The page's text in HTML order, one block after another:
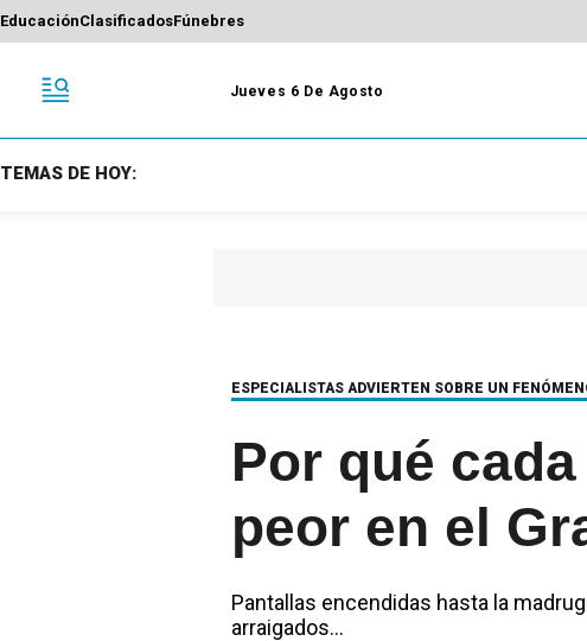
EducaciónClasificadosFúnebres
Jueves 6 De Agosto
TEMAS DE HOY:
ESPECIALISTAS ADVIERTEN SOBRE UN
Por qué
peor en el
Pantallas encendidas hasta la
arraigados...